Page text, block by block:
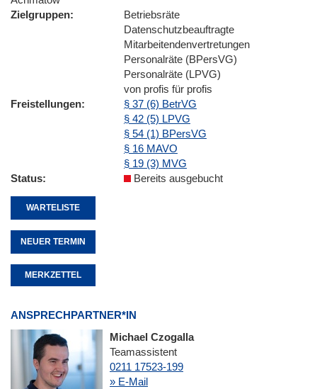
Zielgruppen
Betriebsräte
Datenschutzbeauftragte
Mitarbeitendenvertretungen
Personalräte (BPersVG)
Personalräte (LPVG)
von profis für profis
Freistellungen
§ 37 (6) BetrVG
§ 42 (5) LPVG
§ 54 (1) BPersVG
§ 16 MAVO
§ 19 (3) MVG
Status
Bereits ausgebucht
WARTELISTE
NEUER TERMIN
MERKZETTEL
ANSPRECHPARTNER*IN
Michael Czogalla
Teamassistent
0211 17523-199
» E-Mail